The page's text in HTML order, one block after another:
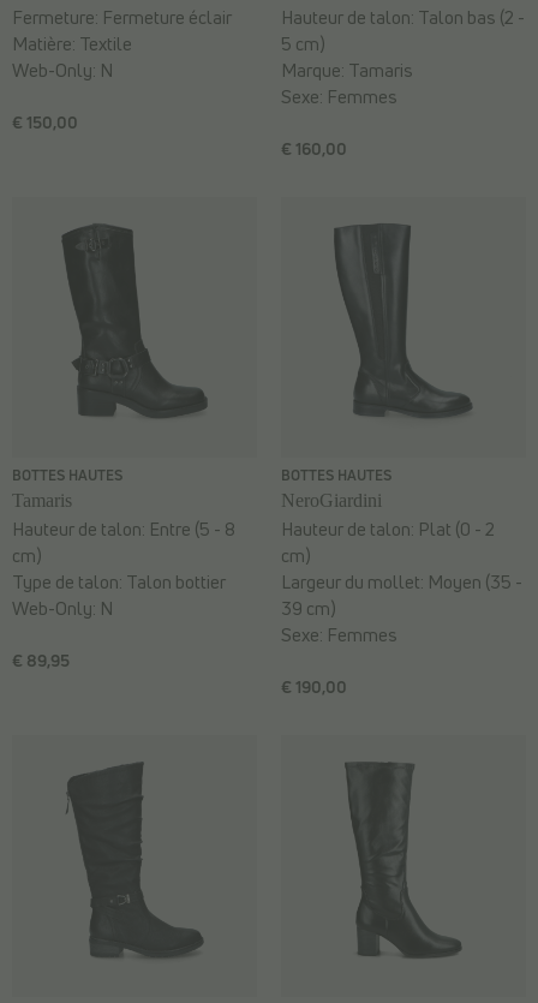
€ 150,00
Fermeture: Fermeture éclair
Matière: Textile
Web-Only: N
€ 160,00
Hauteur de talon: Talon bas (2 -
5 cm)
Marque: Tamaris
Sexe: Femmes
BOTTES HAUTES
Tamaris
€ 89,95
Hauteur de talon: Entre (5 - 8
cm)
Type de talon: Talon bottier
Web-Only: N
BOTTES HAUTES
NeroGiardini
€ 190,00
Hauteur de talon: Plat (0 - 2
cm)
Largeur du mollet: Moyen (35 -
39 cm)
Sexe: Femmes